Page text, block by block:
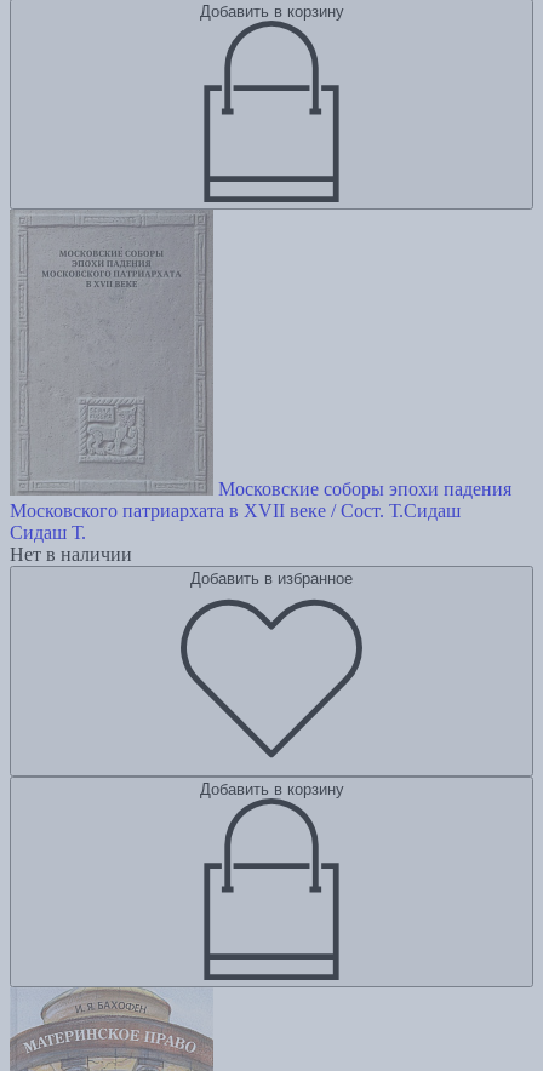
Добавить в корзину
Московские соборы эпохи падения
Московского патриархата в XVII веке / Сост. Т.Сидаш
Сидаш Т.
Нет в наличии
Добавить в избранное
Добавить в корзину